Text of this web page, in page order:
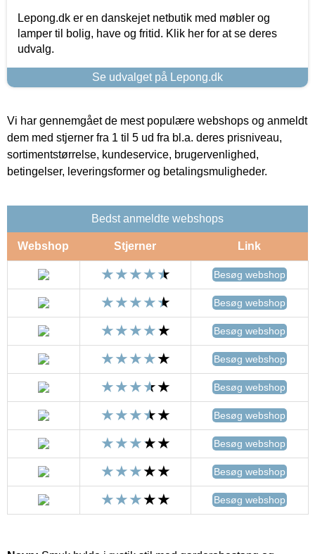
Lepong.dk er en danskejet netbutik med møbler og
lamper til bolig, have og fritid. Klik her for at se deres
udvalg.
Se udvalget på Lepong.dk
Vi har gennemgået de mest populære webshops og anmeldt
dem med stjerner fra 1 til 5 ud fra bl.a. deres prisniveau,
sortimentstørrelse, kundeservice, brugervenlighed,
betingelser, leveringsformer og betalingsmuligheder.
Bedst anmeldte webshops
Webshop Stjerner Link
Besøg webshop
Besøg webshop
Besøg webshop
Besøg webshop
Besøg webshop
Besøg webshop
Besøg webshop
Besøg webshop
Besøg webshop